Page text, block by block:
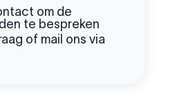
om de
te bespreken
of mail ons via